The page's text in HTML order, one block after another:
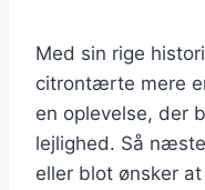
Med sin rige
citrontærte mere
en oplevelse, der
lejlighed. Så
eller blot ønsker